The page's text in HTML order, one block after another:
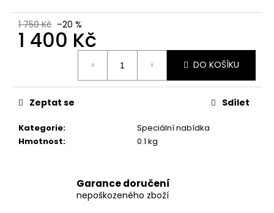
1 750 Kč –20 %
1 400 Kč
DO KOŠÍKU
Kategorie:
Speciální nabídka
Hmotnost: 0.1 kg
Zeptat se Sdílet
Garance doručení
nepoškozeného zboží
e
m
LABORATORIES
BLACK
MAMBA
KAPSÚL
(USA